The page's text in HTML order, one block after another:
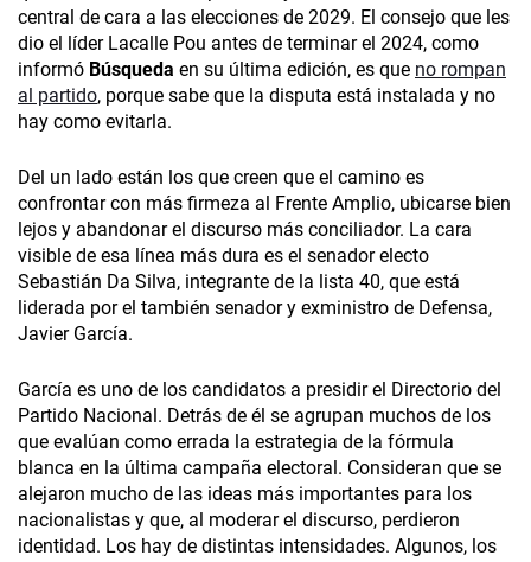
central de cara a las elecciones de 2029. El consejo que les
dio el líder Lacalle Pou antes de terminar el 2024, como
informó Búsqueda en su última edición, es que no rompan
al partido, porque sabe que la disputa está instalada y no
hay como evitarla.
Del un lado están los que creen que el camino es
confrontar con más firmeza al Frente Amplio, ubicarse bien
lejos y abandonar el discurso más conciliador. La cara
visible de esa línea más dura es el senador electo
Sebastián Da Silva, integrante de la lista 40, que está
liderada por el también senador y exministro de Defensa,
Javier García.
García es uno de los candidatos a presidir el Directorio del
Partido Nacional. Detrás de él se agrupan muchos de los
que evalúan como errada la estrategia de la fórmula
blanca en la última campaña electoral. Consideran que se
alejaron mucho de las ideas más importantes para los
nacionalistas y que, al moderar el discurso, perdieron
identidad. Los hay de distintas intensidades. Algunos, los